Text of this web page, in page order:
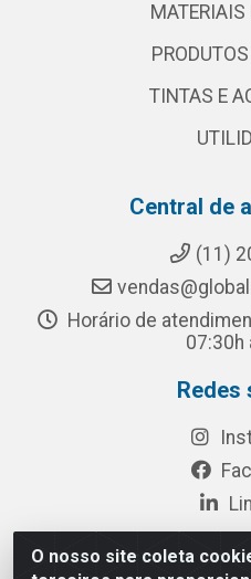
O nosso site coleta
MATERIAIS
TINTAS E
Central de
(11)
Horário de
07:30h
Redes